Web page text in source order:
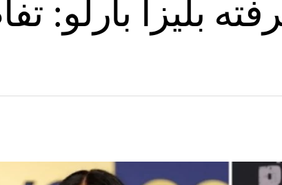
بليزا بارلو: